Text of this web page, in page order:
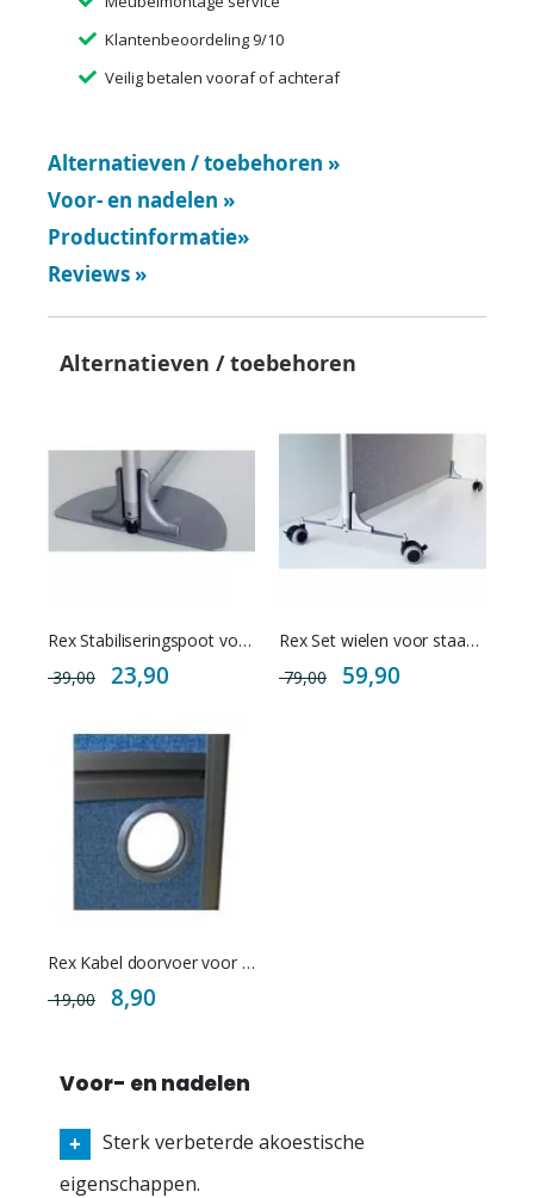
Klantenbeoordeling 9/10
Veilig betalen vooraf of achteraf
Alternatieven / toebehoren »
Voor- en nadelen »
Productinformatie»
Reviews »
Alternatieven / toebehoren
Rex Stabiliseringspoot voor staande scheidingswand
39,00
Special
Price
23,90
Rex Set wielen voor staande scheidingswand
79,00
Special
Price
59,90
Rex Kabel doorvoer voor scheidingswand
19,00
Special
Price
8,90
Voor- en nadelen
Sterk verbeterde akoestische
eigenschappen.